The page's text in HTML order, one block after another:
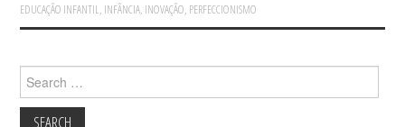
EDUCAÇÃO INFANTIL, INFÂNCIA, INOVAÇÃO, PERFECCIONISMO
for: